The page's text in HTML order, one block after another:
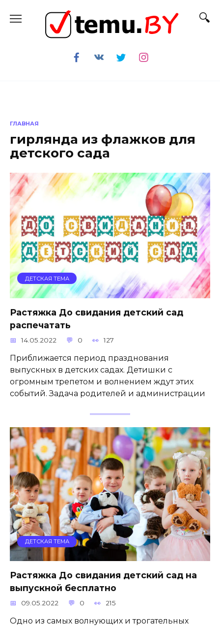
содержанию
ГЛАВНАЯ
гирлянда из флажков для
детского сада
ДЕТСКАЯ ТЕМА
Растяжка До свидания детский сад
распечатать
14.05.2022 0 127
Приближается период празднования
выпускных в детских садах. Детишки с
огромным трепетом и волнением ждут этих
событий. Задача родителей и администрации
ДЕТСКАЯ ТЕМА
Растяжка До свидания детский сад на
выпускной бесплатно
09.05.2022 0 215
Одно из самых волнующих и трогательных